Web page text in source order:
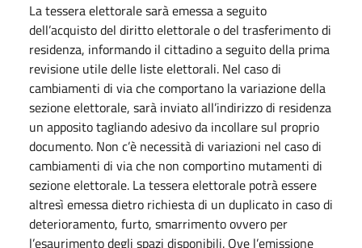
La tessera elettorale sarà emessa a seguito
dell’acquisto del diritto elettorale o del trasferimento di
residenza, informando il cittadino a seguito della prima
revisione utile delle liste elettorali. Nel caso di
cambiamenti di via che comportano la variazione della
sezione elettorale, sarà inviato all’indirizzo di residenza
un apposito tagliando adesivo da incollare sul proprio
documento. Non c’è necessità di variazioni nel caso di
cambiamenti di via che non comportino mutamenti di
sezione elettorale. La tessera elettorale potrà essere
altresì emessa dietro richiesta di un duplicato in caso di
deterioramento, furto, smarrimento ovvero per
l’esaurimento degli spazi disponibili. Ove l’emissione